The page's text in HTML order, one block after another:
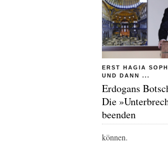
ERST HAGIA
UND DANN ...
Erdogans
Die
beenden
können.